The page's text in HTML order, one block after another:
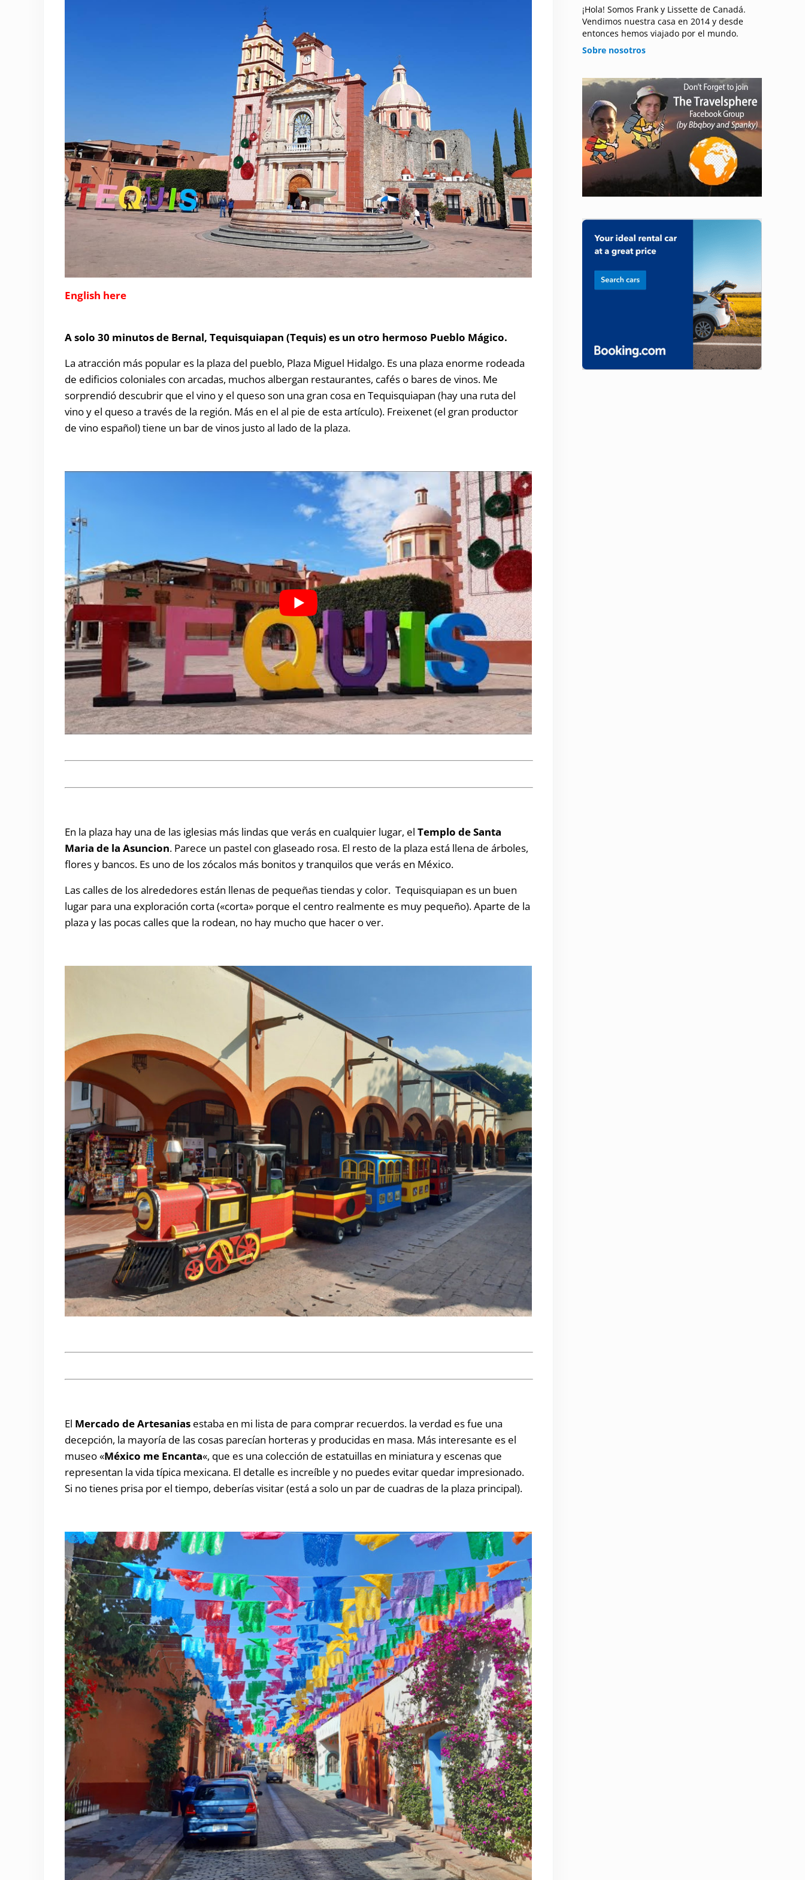
English here
A solo 30 minutos de Bernal, Tequisquiapan (Tequis) es un otro hermoso Pueblo Mágico.
La atracción más popular es la plaza del pueblo, Plaza Miguel Hidalgo. Es una plaza enorme rodeada
de edificios coloniales con arcadas, muchos albergan restaurantes, cafés o bares de vinos. Me
sorprendió descubrir que el vino y el queso son una gran cosa en Tequisquiapan (hay una ruta del
vino y el queso a través de la región. Más en el al pie de esta artículo). Freixenet (el gran productor
de vino español) tiene un bar de vinos justo al lado de la plaza.
En la plaza hay una de las iglesias más lindas que verás en cualquier lugar, el Templo de Santa
Maria de la Asuncion. Parece un pastel con glaseado rosa. El resto de la plaza está llena de árboles,
flores y bancos. Es uno de los zócalos más bonitos y tranquilos que verás en México.
Las calles de los alrededores están llenas de pequeñas tiendas y color. Tequisquiapan es un buen
lugar para una exploración corta («corta» porque el centro realmente es muy pequeño). Aparte de la
plaza y las pocas calles que la rodean, no hay mucho que hacer o ver.
El Mercado de Artesaniasestaba en mi lista de para comprar recuerdos. la verdad es fue una
decepción, la mayoría de las cosas parecían horteras y producidas en masa. Más interesante es el
museo «México me Encanta«, que es una colección de estatuillas en miniatura y escenas que
representan la vida típica mexicana. El detalle es increíble y no puedes evitar quedar impresionado.
Si no tienes prisa por el tiempo, deberías visitar (está a solo un par de cuadras de la plaza principal).
¡Hola! Somos Frank y Lissette de Canadá.
Vendimos nuestra casa en 2014 y desde
entonces hemos viajado por el mundo.
Sobre nosotros